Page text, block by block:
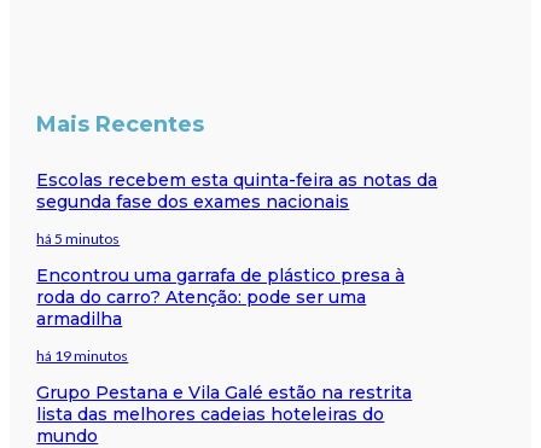
Mais Recentes
Escolas recebem esta quinta-feira as notas da
segunda fase dos exames nacionais
há 5 minutos
Encontrou uma garrafa de plástico presa à
roda do carro? Atenção: pode ser uma
armadilha
há 19 minutos
Grupo Pestana e Vila Galé estão na restrita
lista das melhores cadeias hoteleiras do
mundo